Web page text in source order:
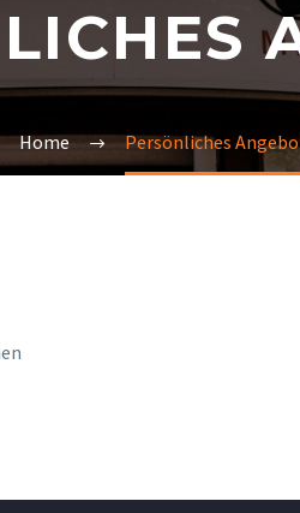
Home Persönliches